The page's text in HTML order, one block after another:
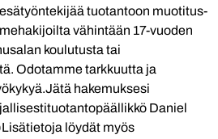
tuotantoon muotitus-
vähintään 17-vuoden
koulutusta tai
Odotamme tarkkuutta ja
hakemuksesi
Daniel
löydät myös